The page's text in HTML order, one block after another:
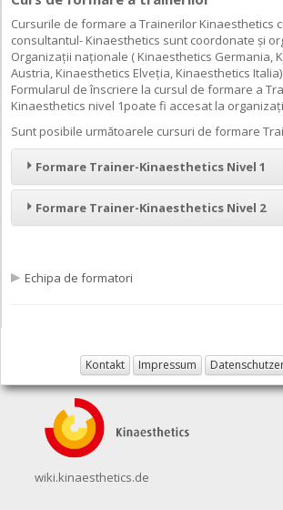
Cursurile de formare a Trainerilor Kinaesthetics
consultantul- Kinaesthetics sunt coordonate și
Organizații naționale ( Kinaesthetics Germania,
Austria, Kinaesthetics Elveția, Kinaesthetics Italia).
Formularul de înscriere la cursul de formare a
Kinaesthetics nivel 1poate fi accesat la
Sunt posibile următoarele cursuri de formare
Formare Trainer-Kinaesthetics Nivel 1
Formare Trainer-Kinaesthetics Nivel 2
Echipa de formatori
Kontakt Impressum
wiki.kinaesthetics.de